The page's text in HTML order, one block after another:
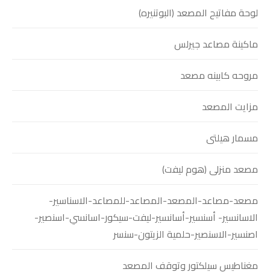
لوحة مفاتيح المصعد (البوتنيره)
ماكينة مصاعد جيرلس
مروحه كابينه مصعد
مزايت المصعد
مسمار هيلتى
مصعد منزلى (هوم ليفت)
مصعد-مصاعد-المصعد-المصاعد-للمصاعد-الاسناسير-
الاسانسير- أسنسير-أسانسير-ليفت-سيكور-اسانسي-اسنصير-
اصنسير-الاسنصير-حلمية الزيتون-سنسر
مغناطيس سيلكتور وتوقف المصعد